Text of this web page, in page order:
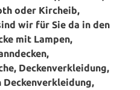
oder Kircheib,
wir für Sie da in den
mit Lampen,
Deckenverkleidung,
Deckenverkleidung,